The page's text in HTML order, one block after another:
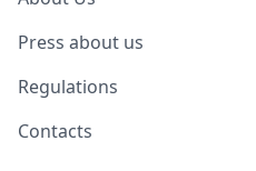
Press about us
Regulations
Contacts